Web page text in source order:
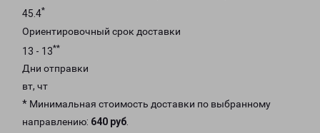
45.4*
Ориентировочный срок доставки
13 - 13**
Дни отправки
вт, чт
* Минимальная стоимость доставки по выбранному
направлению: 640 руб.